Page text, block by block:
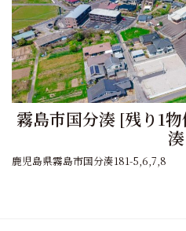
霧島市国分湊 [残り1
湊
鹿児島県霧島市国分湊181-5,6,7,8